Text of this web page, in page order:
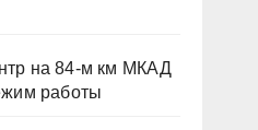
на 84-м км МКАД
работы